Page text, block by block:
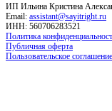
ИП Ильина Кристина
Email: assistant@sayitright.ru
ИНН: 560706283521
Политика
Публичная оферта
Пользовательское